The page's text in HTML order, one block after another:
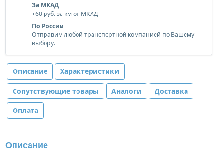
За МКАД
+60 руб. за км от МКАД
По России
Отправим любой транспортной компанией по Вашему
выбору.
Описание Характеристики
Сопутствующие товары Аналоги Доставка
Оплата
Описание